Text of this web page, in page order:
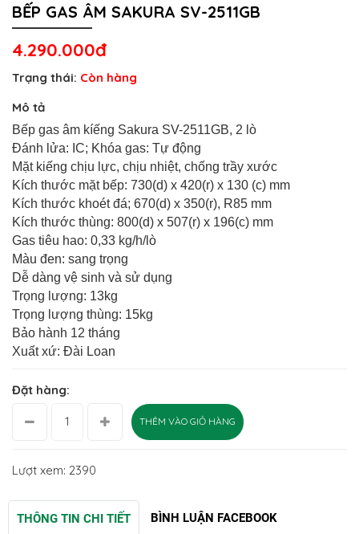
BẾP GAS ÂM SAKURA SV-2511GB
4.290.000đ
Trạng thái: Còn hàng
Mô tả
Bếp gas âm kíếng Sakura SV-2511GB, 2 lò
Đánh lửa: IC; Khóa gas: Tự động
Mặt kiếng chịu lực, chịu nhiệt, chống trầy xước
Kích thước mặt bếp: 730(d) x 420(r) x 130 (c) mm
Kích thước khoét đá; 670(d) x 350(r), R85 mm
Kích thước thùng: 800(d) x 507(r) x 196(c) mm
Gas tiêu hao: 0,33 kg/h/lò
Màu đen: sang trọng
Dễ dàng vệ sinh và sử dụng
Trọng lượng: 13kg
Trọng lượng thùng: 15kg
Bảo hành 12 tháng
Xuất xứ: Đài Loan
Đặt hàng:
THÊM VÀO GIỎ HÀNG
Lượt xem: 2390
THÔNG TIN CHI TIẾT BÌNH LUẬN FACEBOOK